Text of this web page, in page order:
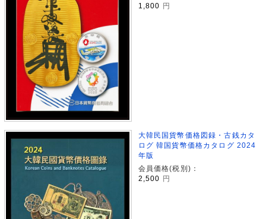
1,800 円
大韓民国貨幣価格図録・古銭カタ
ログ 韓国貨幣価格カタログ 2024
年版
会員価格(税別)：
2,500
円